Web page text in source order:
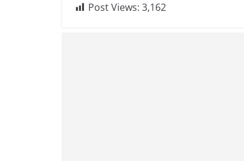
Post Views: 3,162